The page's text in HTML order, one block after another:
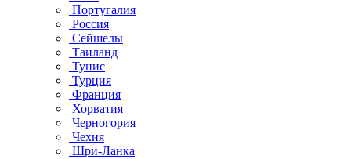
Португалия
Россия
Сейшелы
Таиланд
Тунис
Турция
Франция
Хорватия
Черногория
Чехия
Шри-Ланка